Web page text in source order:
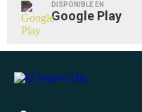
DISPONIBLE EN
Google Play